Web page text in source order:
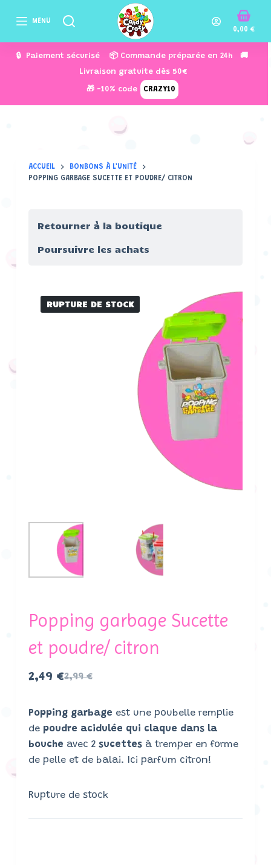
P
s
s
a
MENU
0,00€
🔒 Paiement sécurisé 📦 Commande préparée en 24h 🚚
Livraison gratuite dès 50€
🎁 -10% code CRAZY10
ACCUEIL
BONBONS À L'UNITÉ
POPPING GARBAGE SUCETTE ET POUDRE/ CITRON
Poursuivre les achats
Retourner à la boutique
RUPTURE DE STOCK
Popping garbage Sucette
et poudre/ citron
2,99€
2,49 €
Popping garbage est une poubelle remplie
de poudre acidulée qui claque dans la
bouche avec 2 sucettesà tremper en forme
de pelle et de balai. Ici parfum citron!
Rupture de stock